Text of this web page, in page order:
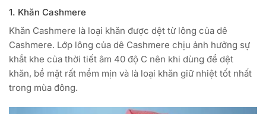
1. Khăn Cashmere
Khăn Cashmere là loại khăn được dệt từ lông của dê
Cashmere. Lớp lông của dê Cashmere chịu ảnh hưởng sự
khắt khe của thời tiết âm 40 độ C nên khi dùng để dệt
khăn, bề mặt rất mềm mịn và là loại khăn giữ nhiệt tốt nhất
trong mùa đông.